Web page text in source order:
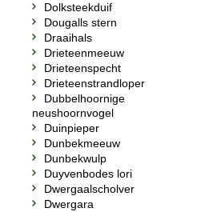
Dolksteekduif
Dougalls stern
Draaihals
Drieteenmeeuw
Drieteenspecht
Drieteenstrandloper
Dubbelhoornige
neushoornvogel
Duinpieper
Dunbekmeeuw
Dunbekwulp
Duyvenbodes lori
Dwergaalscholver
Dwergara